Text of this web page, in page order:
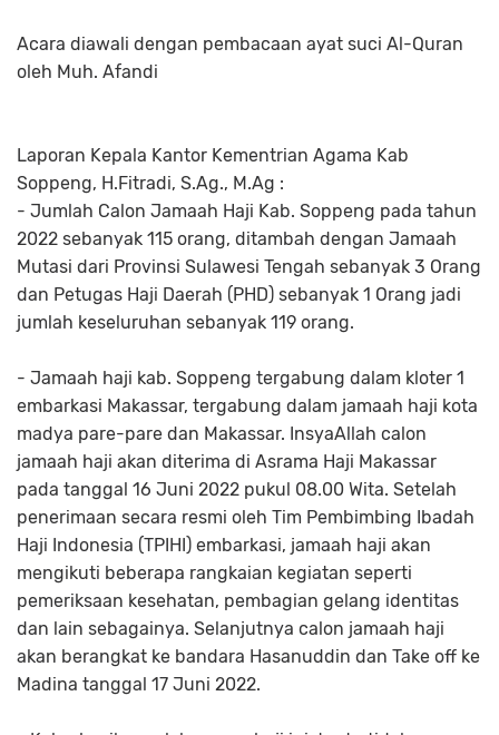
Acara diawali dengan pembacaan ayat suci Al-Quran
oleh Muh. Afandi
Laporan Kepala Kantor Kementrian Agama Kab
Soppeng, H.Fitradi, S.Ag., M.Ag :
- Jumlah Calon Jamaah Haji Kab. Soppeng pada tahun
2022 sebanyak 115 orang, ditambah dengan Jamaah
Mutasi dari Provinsi Sulawesi Tengah sebanyak 3 Orang
dan Petugas Haji Daerah (PHD) sebanyak 1 Orang jadi
jumlah keseluruhan sebanyak 119 orang.
- Jamaah haji kab. Soppeng tergabung dalam kloter 1
embarkasi Makassar, tergabung dalam jamaah haji kota
madya pare-pare dan Makassar. InsyaAllah calon
jamaah haji akan diterima di Asrama Haji Makassar
pada tanggal 16 Juni 2022 pukul 08.00 Wita. Setelah
penerimaan secara resmi oleh Tim Pembimbing Ibadah
Haji Indonesia (TPIHI) embarkasi, jamaah haji akan
mengikuti beberapa rangkaian kegiatan seperti
pemeriksaan kesehatan, pembagian gelang identitas
dan lain sebagainya. Selanjutnya calon jamaah haji
akan berangkat ke bandara Hasanuddin dan Take off ke
Madina tanggal 17 Juni 2022.